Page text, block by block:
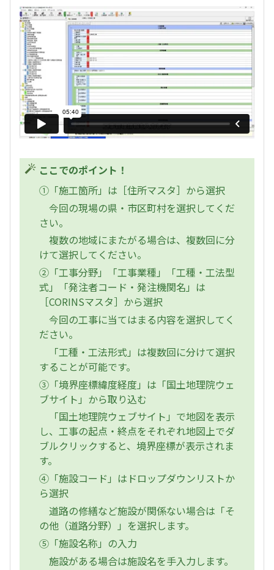
ここでのポイント！
①「施工箇所」は［住所マスタ］から選択
今回の現場の県・市区町村を選択してくだ
さい。
複数の地域にまたがる場合は、複数回に分
けて選択してください。
②「工事分野」「工事業種」「工種・工法型
式」「発注者コード・発注機関名」は
［CORINSマスタ］から選択
今回の工事に当てはまる内容を選択してく
ださい。
「工種・工法形式」は複数回に分けて選択
することが可能です。
③「境界座標緯度経度」は「国土地理院ウェ
ブサイト」から取り込む
「国土地理院ウェブサイト」で地図を表示
し、工事の起点・終点をそれぞれ地図上でダ
ブルクリックすると、境界座標が表示されま
す。
④「施設コード」はドロップダウンリストか
ら選択
道路の修繕など施設が関係ない場合は「そ
の他（道路分野）」を選択します。
⑤「施設名称」の入力
施設がある場合は施設名を手入力します。